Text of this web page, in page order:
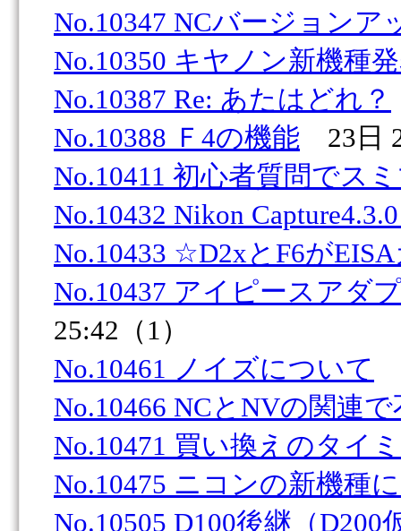
No.10347 NCバージョンア
No.10350 キヤノン新機種
No.10387 Re: あたはどれ？
No.10388 Ｆ4の機能 23日
No.10411 初心者質問でス
No.10432 Nikon
No.10433 ☆D2xとF6が
No.10437 アイピースアダ
25:42（1）
No.10461 ノイズについて
No.10466 NCとNVの関連
No.10471 買い換えのタイ
No.10475 ニコンの新機種
No.10505 D100後継（D200